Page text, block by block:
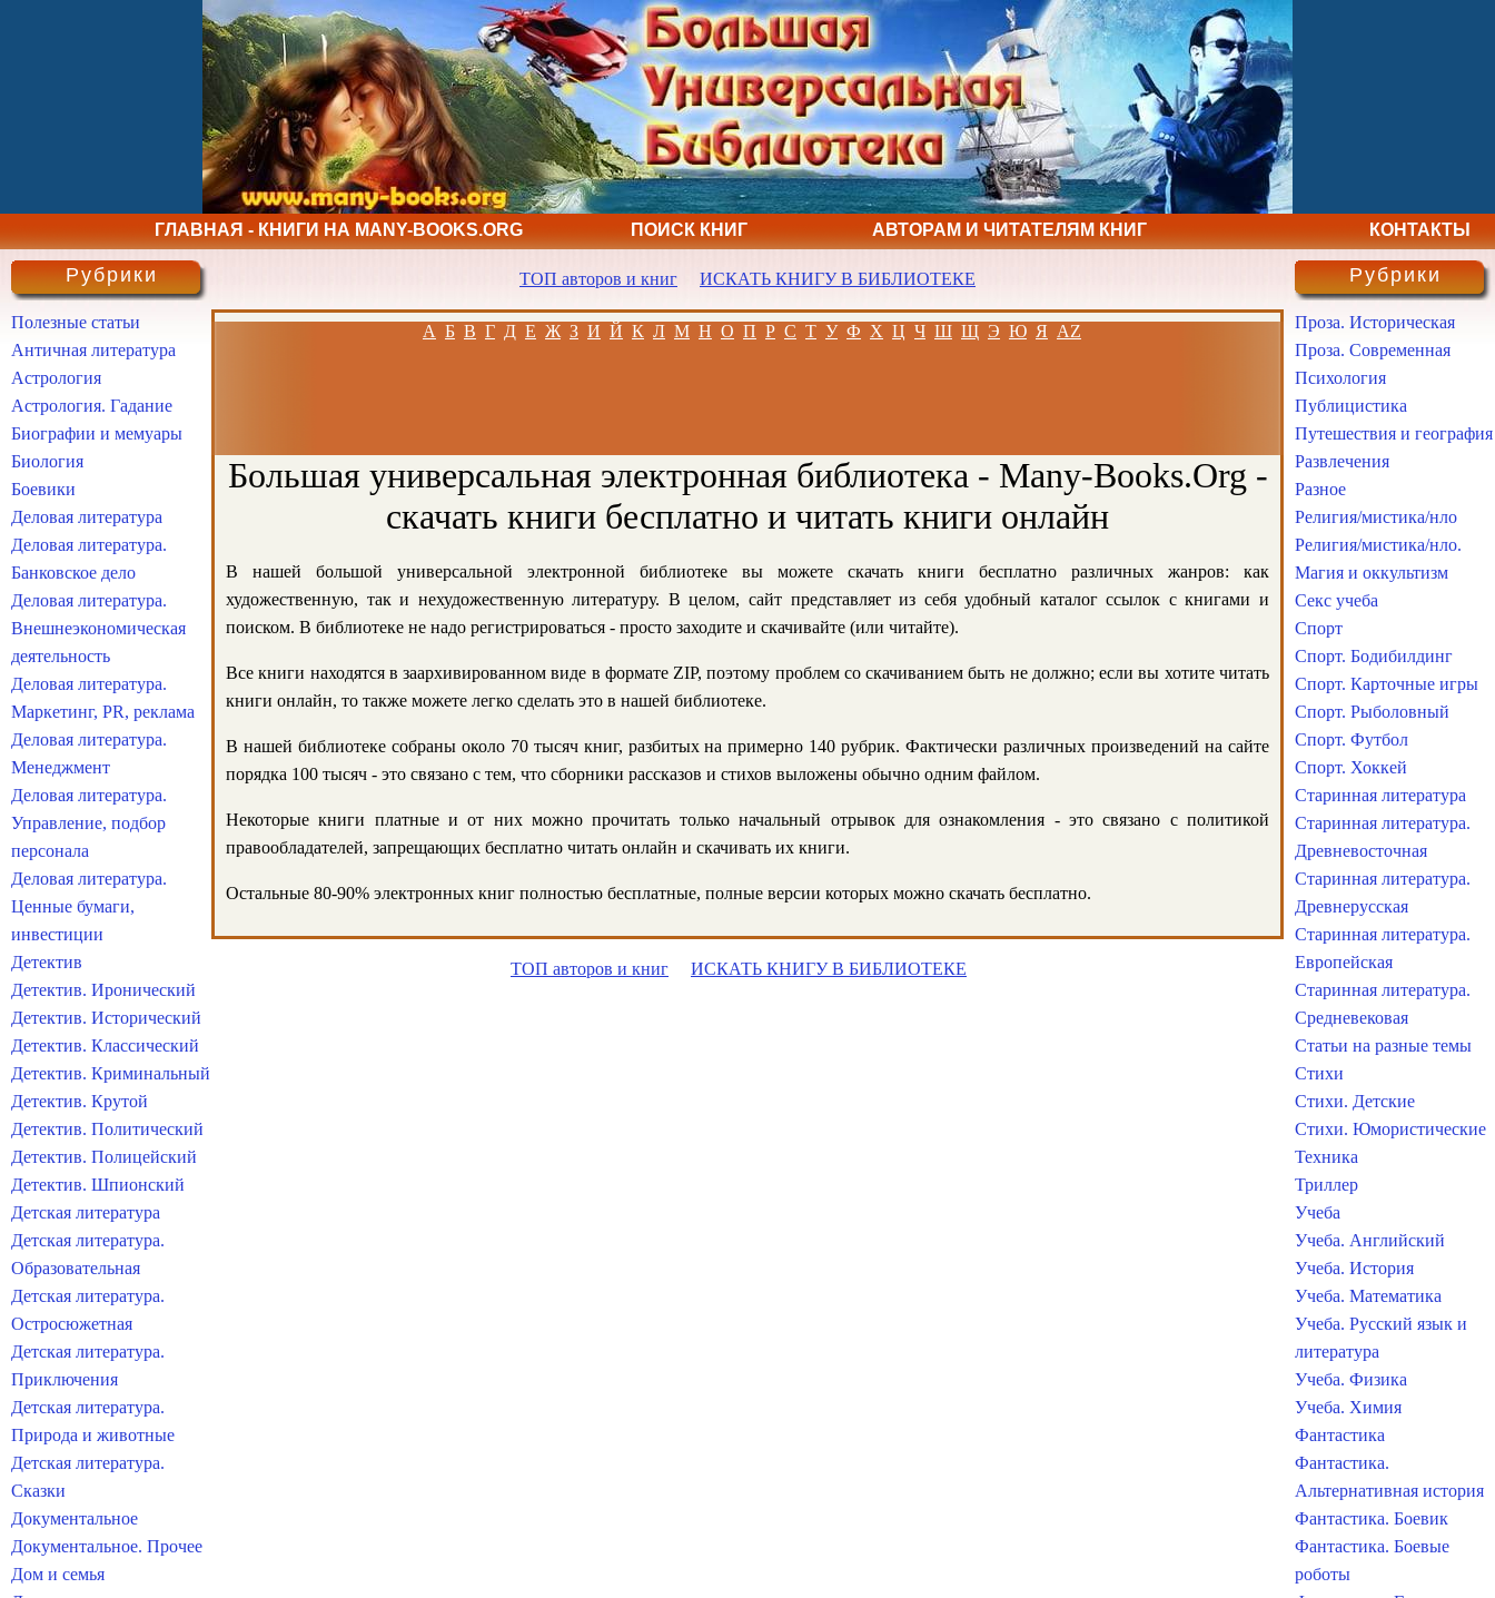
ГЛАВНАЯ - КНИГИ НА MANY-BOOKS.ORG ПОИСК КНИГ АВТОРАМ И ЧИТАТЕЛЯМ КНИГ КОНТАКТЫ
ТОП авторов и книг ИСКАТЬ КНИГУ В БИБЛИОТЕКЕ
А Б В Г Д Е Ж З И Й К Л М Н О П Р С Т У Ф Х Ц Ч Ш Щ Э Ю Я AZ
Большая универсальная электронная библиотека - Many-Books.Org -
скачать книги бесплатно и читать книги онлайн
В нашей большой универсальной электронной библиотеке вы можете скачать книги бесплатно различных жанров: как
художественную, так и нехудожественную литературу. В целом, сайт представляет из себя удобный каталог ссылок с книгами и
поиском. В библиотеке не надо регистрироваться - просто заходите и скачивайте (или читайте).
Все книги находятся в заархивированном виде в формате ZIP, поэтому проблем со скачиванием быть не должно; если вы хотите читать
книги онлайн, то также можете легко сделать это в нашей библиотеке.
В нашей библиотеке собраны около 70 тысяч книг, разбитых на примерно 140 рубрик. Фактически различных произведений на сайте
порядка 100 тысяч - это связано с тем, что сборники рассказов и стихов выложены обычно одним файлом.
Некоторые книги платные и от них можно прочитать только начальный отрывок для ознакомления - это связано с политикой
правообладателей, запрещающих бесплатно читать онлайн и скачивать их книги.
Остальные 80-90% электронных книг полностью бесплатные, полные версии которых можно скачать бесплатно.
ТОП авторов и книг ИСКАТЬ КНИГУ В БИБЛИОТЕКЕ
Рубрики
Полезные статьи
Античная литература
Астрология
Астрология. Гадание
Биографии и мемуары
Биология
Боевики
Деловая литература
Деловая литература.
Банковское дело
Деловая литература.
Внешнеэкономическая
деятельность
Деловая литература.
Маркетинг, PR, реклама
Деловая литература.
Менеджмент
Деловая литература.
Управление, подбор
персонала
Деловая литература.
Ценные бумаги,
инвестиции
Детектив
Детектив. Иронический
Детектив. Исторический
Детектив. Классический
Детектив. Криминальный
Детектив. Крутой
Детектив. Политический
Детектив. Полицейский
Детектив. Шпионский
Детская литература
Детская литература.
Образовательная
Детская литература.
Остросюжетная
Детская литература.
Приключения
Детская литература.
Природа и животные
Детская литература.
Сказки
Документальное
Документальное. Прочее
Дом и семья
Рубрики
Проза. Историческая
Проза. Современная
Психология
Публицистика
Путешествия и география
Развлечения
Разное
Религия/мистика/нло
Религия/мистика/нло.
Магия и оккультизм
Секс учеба
Спорт
Спорт. Бодибилдинг
Спорт. Карточные игры
Спорт. Рыболовный
Спорт. Футбол
Спорт. Хоккей
Старинная литература
Старинная литература.
Древневосточная
Старинная литература.
Древнерусская
Старинная литература.
Европейская
Старинная литература.
Средневековая
Статьи на разные темы
Стихи
Стихи. Детские
Стихи. Юмористические
Техника
Триллер
Учеба
Учеба. Английский
Учеба. История
Учеба. Математика
Учеба. Русский язык и
литература
Учеба. Физика
Учеба. Химия
Фантастика
Фантастика.
Альтернативная история
Фантастика. Боевик
Фантастика. Боевые
роботы